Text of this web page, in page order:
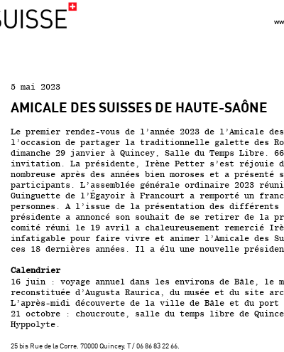
5 mai 2023
AMICALE DES SUISSES DE HAUTE-SAÔNE
Le premier rendez-vous de l’année 2023 de l’Amicale
l’occasion de partager la traditionnelle galette des
dimanche 29 janvier à Quincey, Salle du Temps Libre.
invitation. La présidente, Irène Petter s’est réjouie
nombreuse après des années bien moroses et a présenté
participants. L’assemblée générale ordinaire 2023
Guinguette de l’Égayoir à Francourt a remporté un
personnes. A l’issue de la présentation des
présidente a annoncé son souhait de se retirer de la
comité réuni le 19 avril a chaleureusement remercié
infatigable pour faire vivre et animer l’Amicale des
ces 18 dernières années. Il a élu une nouvelle
Calendrier
16 juin : voyage annuel dans les environs de Bâle,
reconstituée d’Augusta Raurica, du musée et du site
L’après-midi découverte de la ville de Bâle et du port
21 octobre : choucroute, salle du temps libre de
Hyppolyte.
25 bis Rue de la Corre. 70000 Quincey. T / 06 86 83 22 66.